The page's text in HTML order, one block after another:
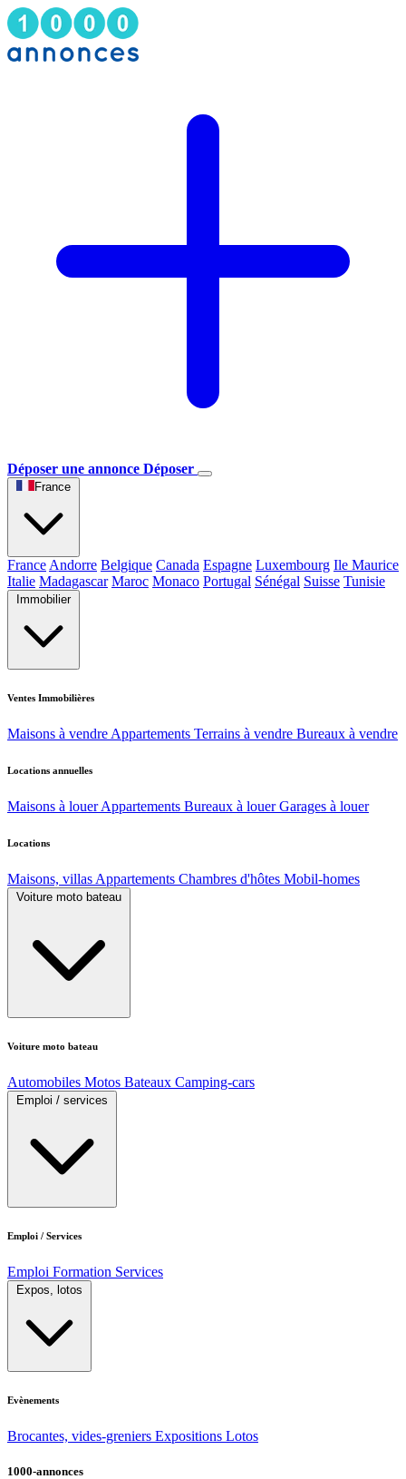
Déposer une annonce Déposer
France
France Andorre Belgique Canada Espagne Luxembourg Ile Maurice
Italie Madagascar Maroc Monaco Portugal Sénégal Suisse Tunisie
Immobilier
Ventes Immobilières
Maisons à vendre Appartements Terrains à vendre Bureaux à vendre
Locations annuelles
Maisons à louer Appartements Bureaux à louer Garages à louer
Locations
Maisons, villas Appartements Chambres d'hôtes Mobil-homes
Voiture moto bateau
Voiture moto bateau
Automobiles Motos Bateaux Camping-cars
Emploi / services
Emploi / Services
Emploi Formation Services
Expos, lotos
Evènements
Brocantes, vides-greniers Expositions Lotos
1000-annonces